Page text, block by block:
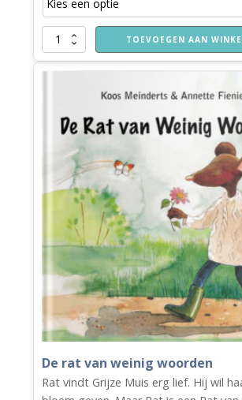
bruiloft
van
TOEVOEGEN AAN
De rat van weinig woorden
Rat vindt Grijze Muis erg lief. Hij wil